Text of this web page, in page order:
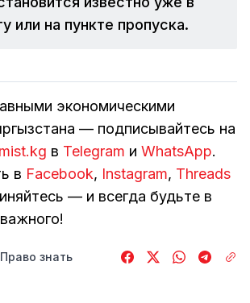
или на пункте пропуска.
экономическими
— подписывайтесь на
в Telegram и WhatsApp.
в Facebook, Instagram, Threads
— и всегда будьте в
Право знать